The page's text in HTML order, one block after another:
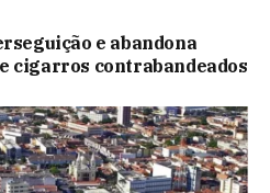
e abandona
cigarros contrabandeados